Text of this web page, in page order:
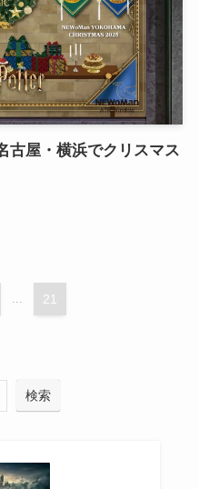
古屋・横浜でクリスマス
... 21
検索